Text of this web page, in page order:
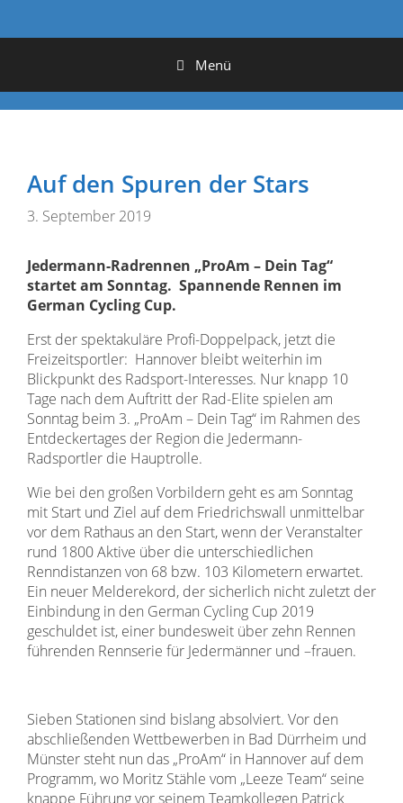
Menü
Auf den Spuren der Stars
3. September 2019
Jedermann-Radrennen „ProAm – Dein Tag“
startet am Sonntag. Spannende Rennen im
German Cycling Cup.
Erst der spektakuläre Profi-Doppelpack, jetzt die
Freizeitsportler: Hannover bleibt weiterhin im
Blickpunkt des Radsport-Interesses. Nur knapp 10
Tage nach dem Auftritt der Rad-Elite spielen am
Sonntag beim 3. „ProAm – Dein Tag“ im Rahmen des
Entdeckertages der Region die Jedermann-
Radsportler die Hauptrolle.
Wie bei den großen Vorbildern geht es am Sonntag
mit Start und Ziel auf dem Friedrichswall unmittelbar
vor dem Rathaus an den Start, wenn der Veranstalter
rund 1800 Aktive über die unterschiedlichen
Renndistanzen von 68 bzw. 103 Kilometern erwartet.
Ein neuer Melderekord, der sicherlich nicht zuletzt der
Einbindung in den German Cycling Cup 2019
geschuldet ist, einer bundesweit über zehn Rennen
führenden Rennserie für Jedermänner und –frauen.
Sieben Stationen sind bislang absolviert. Vor den
abschließenden Wettbewerben in Bad Dürrheim und
Münster steht nun das „ProAm“ in Hannover auf dem
Programm, wo Moritz Stähle vom „Leeze Team“ seine
knappe Führung vor seinem Teamkollegen Patrick